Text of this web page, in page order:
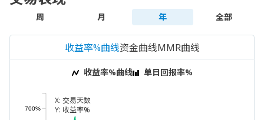
周 月 年 全部
收益率%曲线资金曲线MMR曲线
收益率%曲线 单日回报率%
X: 交易天数
Y: 收益率%
700%